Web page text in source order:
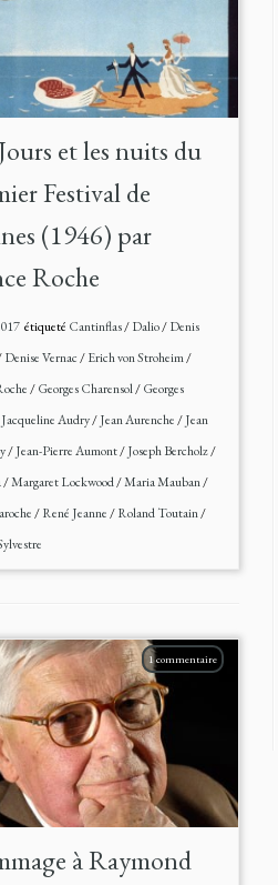
et les nuits du
Festival de
(1946) par
Roche
étiqueté Cantinflas/Dalio/Denis
Denise Vernac/Erich von Stroheim/
/Georges Charensol/Georges
Jacqueline Audry/Jean Aurenche/Jean
/Jean-Pierre Aumont/Joseph Bercholz/
/Margaret Lockwood/Maria Mauban/
/René Jeanne/Roland Toutain/
1 commentaire
à Raymond